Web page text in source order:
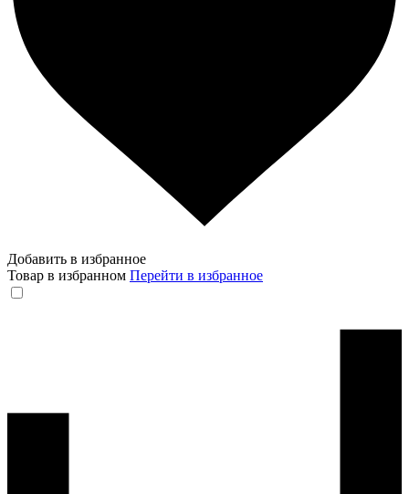
Добавить в избранное
Товар в избранном Перейти в избранное